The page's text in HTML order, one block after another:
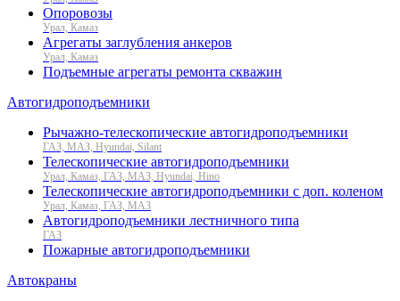
Опоровозы
Урал, Камаз
Агрегаты заглубления анкеров
Урал, Камаз
Подъемные агрегаты ремонта скважин
Автогидроподъемники
Рычажно-телескопические автогидроподъемники
ГАЗ, МАЗ, Hyundai, Silant
Телескопические автогидроподъемники
Урал, Камаз, ГАЗ, МАЗ, Hyundai, Hino
Телескопические автогидроподъемники с доп. коленом
Урал, Камаз, ГАЗ, МАЗ
Автогидроподъемники лестничного типа
ГАЗ
Пожарные автогидроподъемники
Автокраны